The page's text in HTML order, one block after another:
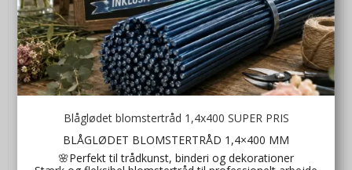
Blåglødet blomstertråd 1,4x400 SUPER PRIS
BLÅGLØDET BLOMSTERTRÅD 1,4×400 MM
🌸Perfekt til trådkunst, binderi og dekorationer